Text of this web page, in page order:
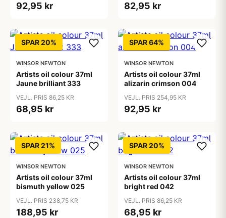
92,95 kr 82,95 kr
SPAR 20%
WINSOR NEWTON
Artists oil colour 37ml
Jaune brilliant 333
VEJL. PRIS 86,25 KR
68,95 kr
SPAR 64%
WINSOR NEWTON
Artists oil colour 37ml
alizarin crimson 004
VEJL. PRIS 254,95 KR
92,95 kr
SPAR 21%
WINSOR NEWTON
Artists oil colour 37ml
bismuth yellow 025
VEJL. PRIS 238,75 KR
188,95 kr
SPAR 20%
WINSOR NEWTON
Artists oil colour 37ml
bright red 042
VEJL. PRIS 86,25 KR
68,95 kr